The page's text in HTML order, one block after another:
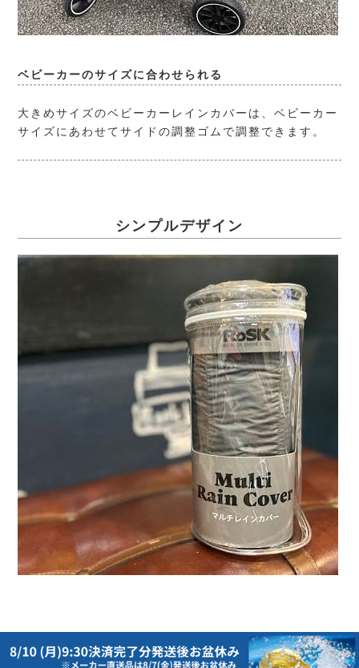
ベビーカーのサイズに合わせられる
大きめサイズのベビーカーレインカバーは、ベビーカー
サイズにあわせてサイドの調整ゴムで調整できます。
シンプルデザイン